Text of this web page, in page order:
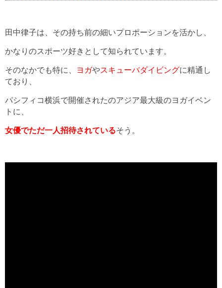
田中律子は、その持ち前の細いプロポーションを活かし、
かなりのスポーツ好きとして知られています。
そのなかでも特に、 ヨガやスキューバダイビングに精通し
ており、
パシフィコ横浜で開催されたのアジア最大級のヨガイベン
トに、
女優でただ一人招待されているそう。